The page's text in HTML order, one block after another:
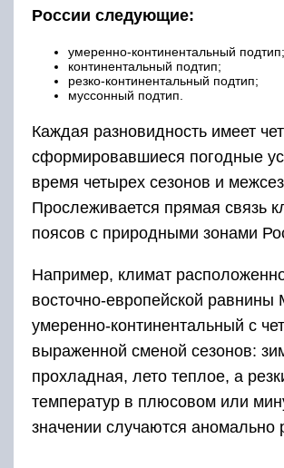
России следующие:
умеренно-континентальный подтип;
континентальный подтип;
резко-континентальный подтип;
муссонный подтип.
Каждая разновидность имеет
сформировавшиеся погодные
время четырех сезонов и
Прослеживается прямая связь
поясов с природными зонами
Например, климат
восточно-европейской равнины
умеренно-континентальный с
выраженной сменой сезонов:
прохладная, лето теплое, а
температур в плюсовом или
значении случаются аномально